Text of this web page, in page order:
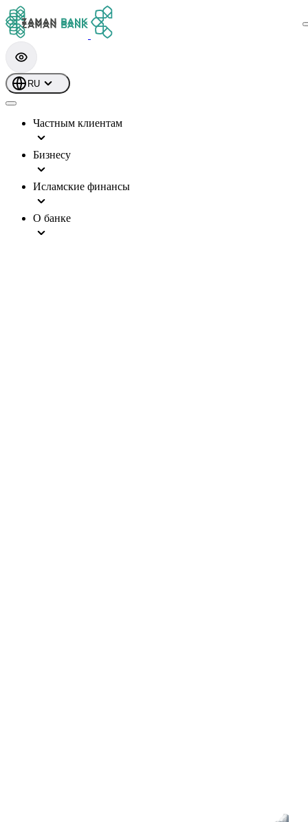
RU
Частным клиентам
Бизнесу
Исламские финансы
О банке